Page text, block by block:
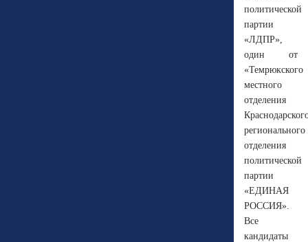
политической
партии
«ЛДПР»,
один от
«Темрюкского
местного
отделения
регионального
отделения
политической
партии
«ЕДИНАЯ
РОССИЯ».
Все
кандидаты